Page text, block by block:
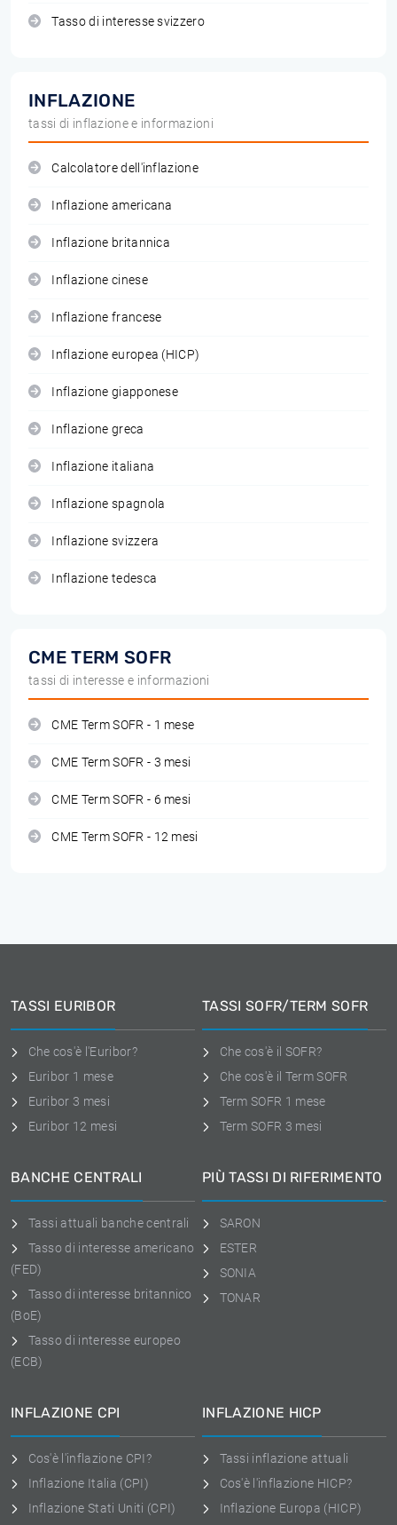
Tasso di interesse svizzero
INFLAZIONE
tassi di inflazione e informazioni
Calcolatore dell'inflazione
Inflazione americana
Inflazione britannica
Inflazione cinese
Inflazione francese
Inflazione europea (HICP)
Inflazione giapponese
Inflazione greca
Inflazione italiana
Inflazione spagnola
Inflazione svizzera
Inflazione tedesca
CME TERM SOFR
tassi di interesse e informazioni
CME Term SOFR - 1 mese
CME Term SOFR - 3 mesi
CME Term SOFR - 6 mesi
CME Term SOFR - 12 mesi
TASSI EURIBOR
Che cos'è l'Euribor?
Euribor 1 mese
Euribor 3 mesi
Euribor 12 mesi
TASSI SOFR/TERM SOFR
Che cos'è il SOFR?
Che cos'è il Term SOFR
Term SOFR 1 mese
Term SOFR 3 mesi
BANCHE CENTRALI
Tassi attuali banche centrali
Tasso di interesse americano
(FED)
Tasso di interesse britannico
(BoE)
Tasso di interesse europeo
(ECB)
PIÙ TASSI DI RIFERIMENTO
SARON
ESTER
SONIA
TONAR
INFLAZIONE CPI
Cos'è l'inflazione CPI?
Inflazione Italia (CPI)
Inflazione Stati Uniti (CPI)
INFLAZIONE HICP
Tassi inflazione attuali
Cos'è l'inflazione HICP?
Inflazione Europa (HICP)